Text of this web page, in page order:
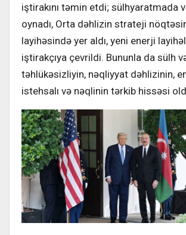
iştirakını təmin etdi; sülhyaratmada
oynadı, Orta dəhlizin strateji
layihəsində yer aldı, yeni enerji
iştirakçıya çevrildi. Bununla da sülh
təhlükəsizliyin, nəqliyyat dəhlizinin,
istehsalı və nəqlinin tərkib hissəsi